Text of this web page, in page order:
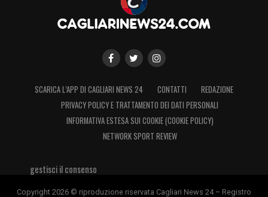
SCARICA L’APP DI CAGLIARI NEWS 24 CONTATTI
REDAZIONE
PRIVACY POLICY E TRATTAMENTO DEI DATI PERSONALI
INFORMATIVA ESTESA SUI COOKIE (COOKIE POLICY)
NETWORK SPORT REVIEW
gestisci il consenso
Copyright 2026 © riproduzione riservata Cagliari News 24 – Registro